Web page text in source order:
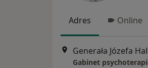
Adres Online
Generała Józefa
Gabinet